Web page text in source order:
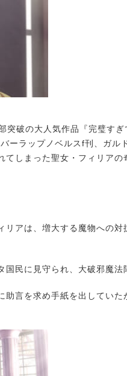
破の大人気作品『完璧すぎ
ーラップノベルスf刊、ガル
しまった聖女・フィリアの
アは、増大する魔物への対
民に見守られ、大破邪魔法
言を求め手紙を出していた